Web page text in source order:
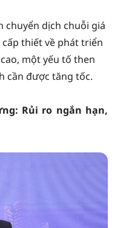
chuyển dịch chuỗi giá
thiết về phát triển
một yếu tố then
cần được tăng tốc.
Rủi ro ngắn hạn,